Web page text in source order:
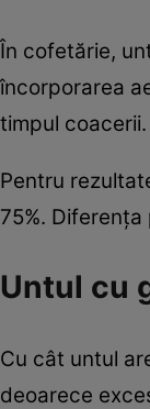
În cofetărie,
încorporarea
timpul coacerii.
Pentru
75%.
Untul cu
Cu cât untul
deoarece